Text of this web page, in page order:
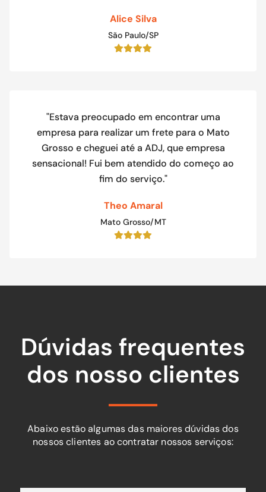
Alice Silva
São Paulo/SP
"Estava preocupado em encontrar uma
empresa para realizar um frete para o Mato
Grosso e cheguei até a ADJ, que empresa
sensacional! Fui bem atendido do começo ao
fim do serviço."
Theo Amaral
Mato Grosso/MT
Dúvidas frequentes
dos nosso clientes
Abaixo estão algumas das maiores dúvidas dos
nossos clientes ao contratar nossos serviços: